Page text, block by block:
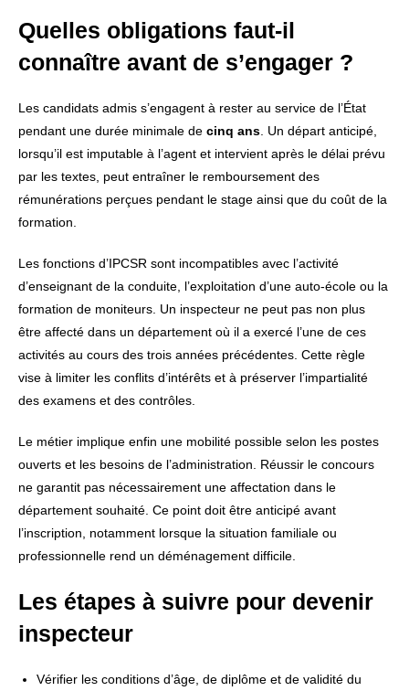
Quelles obligations faut-il
connaître avant de s’engager ?
Les candidats admis s’engagent à rester au service de l’État
pendant une durée minimale de cinq ans . Un départ anticipé,
lorsqu’il est imputable à l’agent et intervient après le délai prévu
par les textes, peut entraîner le remboursement des
rémunérations perçues pendant le stage ainsi que du coût de la
formation.
Les fonctions d’IPCSR sont incompatibles avec l’activité
d’enseignant de la conduite, l’exploitation d’une auto-école ou la
formation de moniteurs. Un inspecteur ne peut pas non plus
être affecté dans un département où il a exercé l’une de ces
activités au cours des trois années précédentes. Cette règle
vise à limiter les conflits d’intérêts et à préserver l’impartialité
des examens et des contrôles.
Le métier implique enfin une mobilité possible selon les postes
ouverts et les besoins de l’administration. Réussir le concours
ne garantit pas nécessairement une affectation dans le
département souhaité. Ce point doit être anticipé avant
l’inscription, notamment lorsque la situation familiale ou
professionnelle rend un déménagement difficile.
Les étapes à suivre pour devenir
inspecteur
Vérifier les conditions d’âge, de diplôme et de validité du